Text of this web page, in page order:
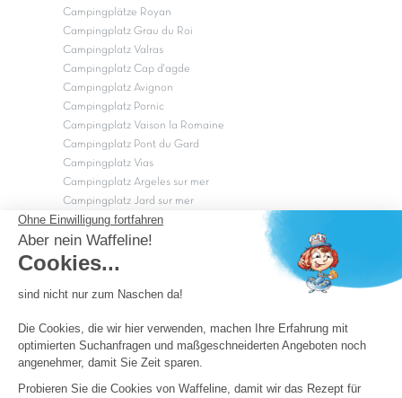
Campingplätze Royan
Campingplatz Grau du Roi
Campingplatz Valras
Campingplatz Cap d'agde
Campingplatz Avignon
Campingplatz Pornic
Campingplatz Vaison la Romaine
Campingplatz Pont du Gard
Campingplatz Vias
Campingplatz Argeles sur mer
Campingplatz Jard sur mer
Campingplatz Sarzeau
Campingplatz Fréjus
Campingplätze in Camargue
OK
Copyright Capfun 2026 ©